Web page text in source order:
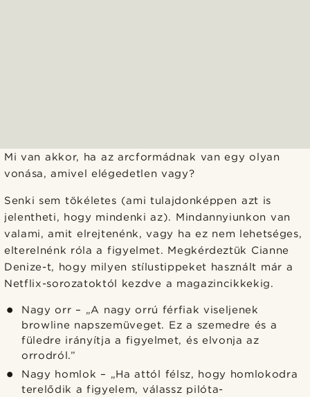
Mi van akkor, ha az arcformádnak van egy olyan
vonása, amivel elégedetlen vagy?
Senki sem tökéletes (ami tulajdonképpen azt is
jelentheti, hogy mindenki az). Mindannyiunkon van
valami, amit elrejtenénk, vagy ha ez nem lehetséges,
elterelnénk róla a figyelmet. Megkérdeztük Cianne
Denize-t, hogy milyen stílustippeket használt már a
Netflix-sorozatoktól kezdve a magazincikkekig.
Nagy orr – „A nagy orrú férfiak viseljenek
browline napszemüveget. Ez a szemedre és a
füledre irányítja a figyelmet, és elvonja az
orrodról.”
Nagy homlok – „Ha attól félsz, hogy homlokodra
terelődik a figyelem, válassz pilóta-